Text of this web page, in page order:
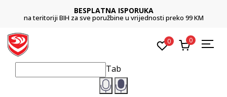
BESPLATNA ISPORUKA
na teritoriji BIH za sve poružbine u vrijednosti preko 99 KM
0 0
Tab